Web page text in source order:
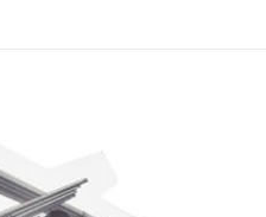
NT$65/pesanan | Penghantaran
NT$1,300 atau lebih